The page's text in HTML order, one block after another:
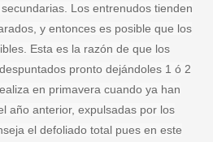
Los entrenudos tienden
y entonces es posible que los
Esta es la razón de que los
pronto dejándoles 1 ó 2
en primavera cuando ya han
año anterior, expulsadas por los
el defoliado total pues en este